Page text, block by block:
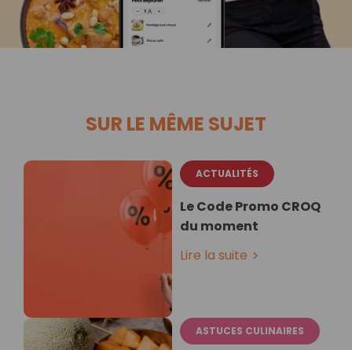
SUR LE MÊME SUJET
ACTUALITÉS
Le Code Promo CROQ
du moment
Lire la suite
ASTUCES CULINAIRES